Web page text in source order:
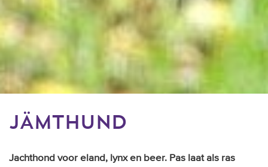
JÄMTHUND
Jachthond voor eland, lynx en beer. Pas laat als ras